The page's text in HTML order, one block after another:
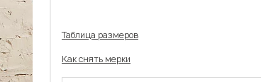
Таблица размеров
Как снять мерки